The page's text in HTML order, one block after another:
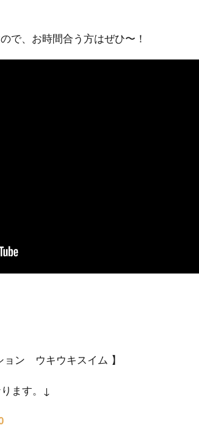
で、お時間合う方はぜひ〜！
ョン ウキウキスイム 】
ます。↓